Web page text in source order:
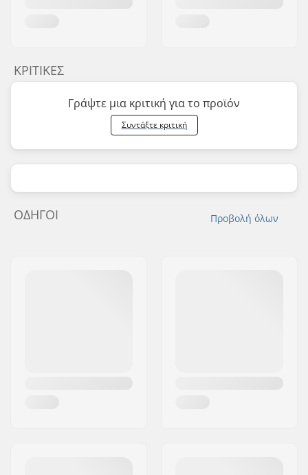
ΚΡΙΤΙΚΈΣ
Γράψτε μια κριτική για το προϊόν
Συντάξτε κριτική
Προβολή όλων
ΟΔΗΓΟΊ